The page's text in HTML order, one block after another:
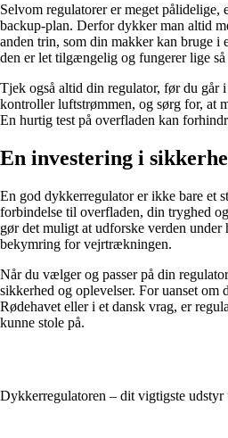
Selvom regulatorer er meget pålidelige,
backup-plan. Derfor dykker man altid
anden trin, som din makker kan bruge i
den er let tilgængelig og fungerer lige
Tjek også altid din regulator, før du går
kontroller luftstrømmen, og sørg for, at
En hurtig test på overfladen kan
En investering i
En god dykkerregulator er ikke bare et
forbindelse til overfladen, din tryghed
gør det muligt at udforske verden under
bekymring for vejrtrækningen.
Når du vælger og passer på din
sikkerhed og oplevelser. For uanset om
Rødehavet eller i et dansk vrag, er
kunne stole på.
Dykkerregulatoren – dit vigtigste udstyr